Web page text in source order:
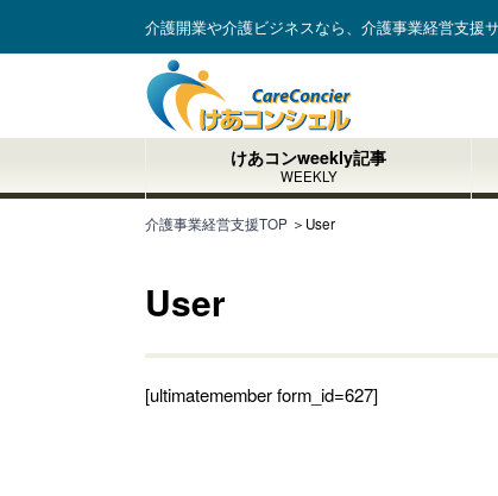
介護開業や介護ビジネスなら、介護事業経営支援
けあコンweekly記事
WEEKLY
介護事業経営支援TOP ＞ User
User
[ultimatemember form_id=627]